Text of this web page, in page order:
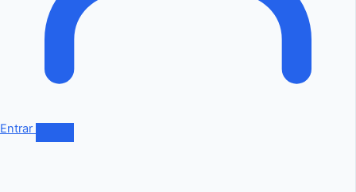
Entrar